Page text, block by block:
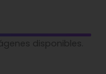
disponibles.